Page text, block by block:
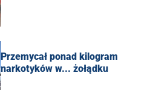
Przemycał ponad kilogram
narkotyków w... żołądku